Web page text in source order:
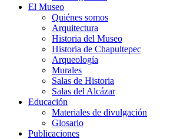
El Museo
Quiénes somos
Arquitectura
Historia del Museo
Historia de Chapultepec
Arqueología
Murales
Salas de Historia
Salas del Alcázar
Educación
Materiales de divulgación
Glosario
Publicaciones